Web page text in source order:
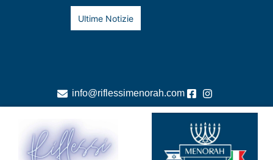
Ultime Notizie
info@riflessimenorah.com